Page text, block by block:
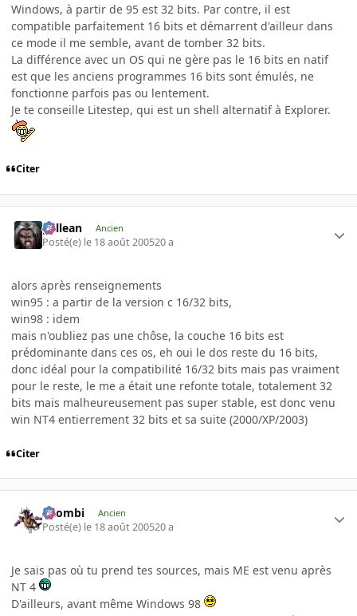
Windows, à partir de 95 est 32 bits. Par contre, il est
compatible parfaitement 16 bits et démarrent d'ailleur dans
ce mode il me semble, avant de tomber 32 bits.
La différence avec un OS qui ne gère pas le 16 bits en natif
est que les anciens programmes 16 bits sont émulés, ne
fonctionne parfois pas ou lentement.
Je te conseille Litestep, qui est un shell alternatif à Explorer.
Citer
gallean Ancien
Posté(e) le 18 août 200520 a
alors après renseignements
win95 : a partir de la version c 16/32 bits,
win98 : idem
mais n'oubliez pas une chôse, la couche 16 bits est
prédominante dans ces os, eh oui le dos reste du 16 bits,
donc idéal pour la compatibilité 16/32 bits mais pas vraiment
pour le reste, le me a était une refonte totale, totalement 32
bits mais malheureusement pas super stable, est donc venu
win NT4 entierrement 32 bits et sa suite (2000/XP/2003)
Citer
XZombi Ancien
Posté(e) le 18 août 200520 a
Je sais pas où tu prend tes sources, mais ME est venu après
NT 4
D'ailleurs, avant même Windows 98